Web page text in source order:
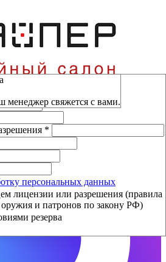
*
персональных данных
лицензии или разрешения (правила
и патронов по закону РФ)
резерва
свяжется с вами.